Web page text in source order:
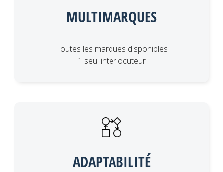
MULTIMARQUES
Toutes les marques disponibles
1 seul interlocuteur
ADAPTABILITÉ